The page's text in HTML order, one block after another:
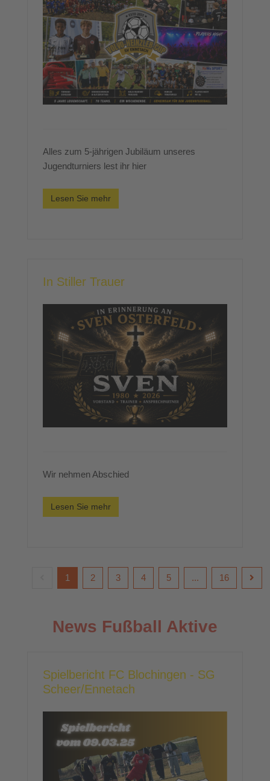
Alles zum 5-jährigen Jubiläum unseres
Jugendturniers lest ihr hier
Lesen Sie mehr
In Stiller Trauer
Wir nehmen Abschied
Lesen Sie mehr
1 2 3 4 5 ... 16
News Fußball Aktive
Spielbericht FC Blochingen - SG
Scheer/Ennetach